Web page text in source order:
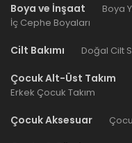
Boya ve İnşaat
Boya
İç Cephe Boyaları
Cilt Bakımı Doğal Cilt
Çocuk Alt-Üst Takım
Erkek Çocuk Takım
Çocuk Aksesuar